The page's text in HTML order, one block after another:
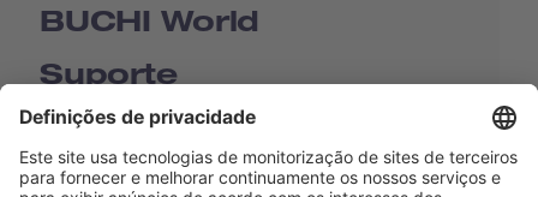
BUCHI World
Suporte
Shop
Contact us